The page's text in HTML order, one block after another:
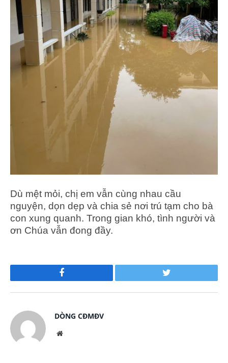
Dù mệt mỏi, chị em vẫn cùng nhau cầu
nguyện, dọn dẹp và chia sẻ nơi trú tạm cho bà
con xung quanh. Trong gian khó, tình người và
ơn Chúa vẫn đong đầy.
Facebook Twitter
DÒNG CĐMĐV
Website